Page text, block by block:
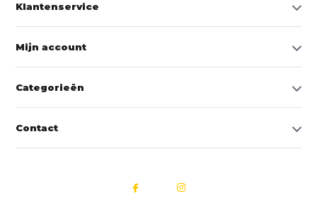
Klantenservice
Mijn account
Categorieën
Contact